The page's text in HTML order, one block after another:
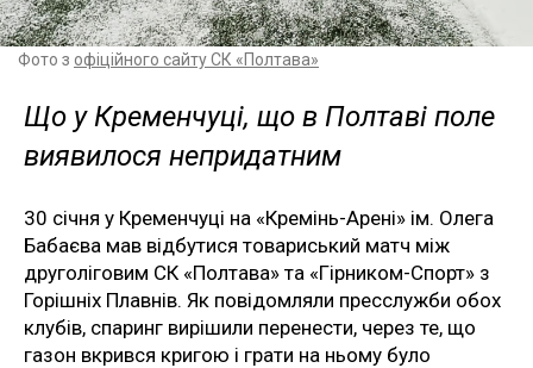
Фото з офіційного сайту СК «Полтава»
Що у Кременчуці, що в Полтаві поле
виявилося непридатним
30 січня у Кременчуці на «Кремінь-Арені» ім. Олега
Бабаєва мав відбутися товариський матч між
друголіговим СК «Полтава» та «Гірником-Спорт» з
Горішніх Плавнів. Як повідомляли пресслужби обох
клубів, спаринг вирішили перенести, через те, що
газон вкрився кригою і грати на ньому було